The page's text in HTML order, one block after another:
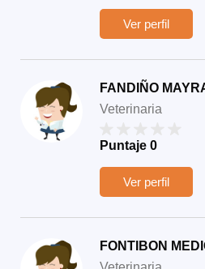
Ver perfil
FANDIÑO
Veterinaria
Puntaje 0
Ver perfil
FONTIBON